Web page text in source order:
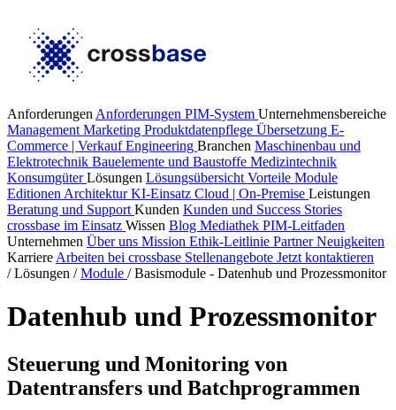
Anforderungen Anforderungen PIM-System Unternehmensbereiche
Management Marketing Produktdatenpflege Übersetzung E-
Commerce | VerkaufEngineering Branchen Maschinenbau und
Elektrotechnik Bauelemente und Baustoffe Medizintechnik
KonsumgüterLösungen Lösungsübersicht Vorteile Module
Editionen ArchitekturKI-Einsatz Cloud | On-Premise Leistungen
Beratung und Support Kunden Kunden und Success Stories
crossbase im Einsatz Wissen Blog Mediathek PIM-Leitfaden
Unternehmen Über uns Mission Ethik-Leitlinie PartnerNeuigkeiten
Karriere Arbeiten bei crossbase Stellenangebote Jetzt kontaktieren
/ Lösungen / Module / Basismodule - Datenhub und Prozessmonitor
Datenhub und Prozessmonitor
Steuerung und Monitoring von
Datentransfers und Batchprogrammen